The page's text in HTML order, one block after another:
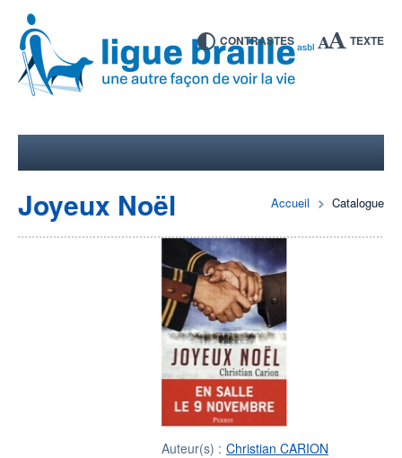
CONTRASTES TEXTE
Accueil Catalogue
Joyeux Noël
Auteur(s) : Christian CARION